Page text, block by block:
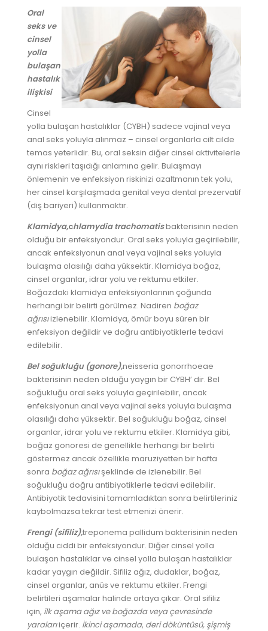
Oral
seks ve
cinsel
yolla
bulaşan
hastalık
ilişkisi
Cinsel
yolla bulaşan hastalıklar (CYBH) sadece vajinal veya
anal seks yoluyla alınmaz – cinsel organlarla cilt cilde
temas yeterlidir. Bu, oral seksin diğer cinsel aktivitelerle
aynı riskleri taşıdığı anlamına gelir. Bulaşmayı
önlemenin ve enfeksiyon riskinizi azaltmanın tek yolu,
her cinsel karşılaşmada genital veya dental prezervatif
(diş bariyeri) kullanmaktır.
Klamidya,chlamydia trachomatisbakterisinin neden
olduğu bir enfeksiyondur. Oral seks yoluyla geçirilebilir,
ancak enfeksiyonun anal veya vajinal seks yoluyla
bulaşma olasılığı daha yüksektir. Klamidya boğaz,
cinsel organlar, idrar yolu ve rektumu etkiler.
Boğazdaki klamidya enfeksiyonlarının çoğunda
herhangi bir belirti görülmez. Nadiren boğaz
ağrısıizlenebilir. Klamidya, ömür boyu süren bir
enfeksiyon değildir ve doğru antibiyotiklerle tedavi
edilebilir.
Bel soğukluğu (gonore),neisseria gonorrhoeae
bakterisinin neden olduğu yaygın bir CYBH’ dir. Bel
soğukluğu oral seks yoluyla geçirilebilir, ancak
enfeksiyonun anal veya vajinal seks yoluyla bulaşma
olasılığı daha yüksektir. Bel soğukluğu boğaz, cinsel
organlar, idrar yolu ve rektumu etkiler. Klamidya gibi,
boğaz gonoresi de genellikle herhangi bir belirti
göstermez ancak özellikle maruziyetten bir hafta
sonra boğaz ağrısışeklinde de izlenebilir. Bel
soğukluğu doğru antibiyotiklerle tedavi edilebilir.
Antibiyotik tedavisini tamamladıktan sonra belirtileriniz
kaybolmazsa tekrar test etmenizi önerir.
Frengi (sifiliz),treponema pallidum bakterisinin neden
olduğu ciddi bir enfeksiyondur. Diğer cinsel yolla
bulaşan hastalıklar ve cinsel yolla bulaşan hastalıklar
kadar yaygın değildir. Sifiliz ağız, dudaklar, boğaz,
cinsel organlar, anüs ve rektumu etkiler. Frengi
belirtileri aşamalar halinde ortaya çıkar. Oral sifiliz
için, ilk aşamaağız ve boğazda veya çevresinde
yaralarıiçerir. İkinci aşamada, deri döküntüsü, şişmiş